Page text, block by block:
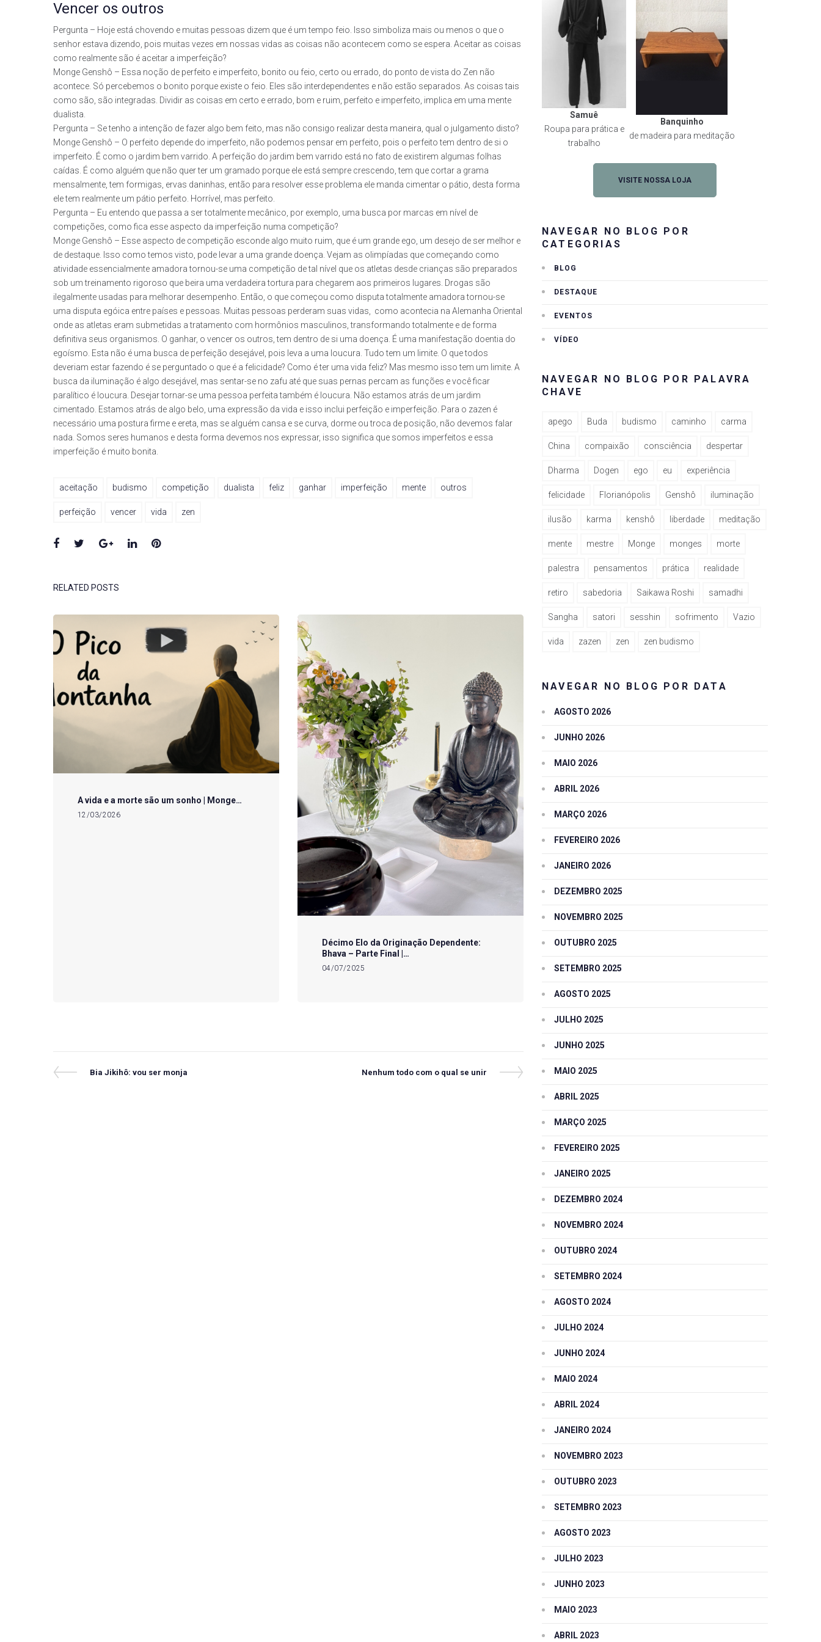
Vencer os outros
Pergunta – Hoje está chovendo e muitas pessoas dizem que é um tempo feio. Isso simboliza mais ou menos o que o
senhor estava dizendo, pois muitas vezes em nossas vidas as coisas não acontecem como se espera. Aceitar as coisas
como realmente são é aceitar a imperfeição?
Monge Genshô – Essa noção de perfeito e imperfeito, bonito ou feio, certo ou errado, do ponto de vista do Zen não
acontece. Só percebemos o bonito porque existe o feio. Eles são interdependentes e não estão separados. As coisas tais
como são, são integradas. Dividir as coisas em certo e errado, bom e ruim, perfeito e imperfeito, implica em uma mente
dualista.
Pergunta – Se tenho a intenção de fazer algo bem feito, mas não consigo realizar desta maneira, qual o julgamento disto?
Monge Genshô – O perfeito depende do imperfeito, não podemos pensar em perfeito, pois o perfeito tem dentro de si o
imperfeito. É como o jardim bem varrido. A perfeição do jardim bem varrido está no fato de existirem algumas folhas
caídas. É como alguém que não quer ter um gramado porque ele está sempre crescendo, tem que cortar a grama
mensalmente, tem formigas, ervas daninhas, então para resolver esse problema ele manda cimentar o pátio, desta forma
ele tem realmente um pátio perfeito. Horrível, mas perfeito.
Pergunta – Eu entendo que passa a ser totalmente mecânico, por exemplo, uma busca por marcas em nível de
competições, como fica esse aspecto da imperfeição numa competição?
Monge Genshô – Esse aspecto de competição esconde algo muito ruim, que é um grande ego, um desejo de ser melhor e
de destaque. Isso como temos visto, pode levar a uma grande doença. Vejam as olimpíadas que começando como
atividade essencialmente amadora tornou-se uma competição de tal nível que os atletas desde crianças são preparados
sob um treinamento rigoroso que beira uma verdadeira tortura para chegarem aos primeiros lugares. Drogas são
ilegalmente usadas para melhorar desempenho. Então, o que começou como disputa totalmente amadora tornou-se
uma disputa egóica entre países e pessoas. Muitas pessoas perderam suas vidas, como acontecia na Alemanha Oriental
onde as atletas eram submetidas a tratamento com hormônios masculinos, transformando totalmente e de forma
definitiva seus organismos. O ganhar, o vencer os outros, tem dentro de si uma doença. É uma manifestação doentia do
egoísmo. Esta não é uma busca de perfeição desejável, pois leva a uma loucura. Tudo tem um limite. O que todos
deveriam estar fazendo é se perguntado o que é a felicidade? Como é ter uma vida feliz? Mas mesmo isso tem um limite. A
busca da iluminação é algo desejável, mas sentar-se no zafu até que suas pernas percam as funções e você ficar
paralítico é loucura. Desejar tornar-se uma pessoa perfeita também é loucura. Não estamos atrás de um jardim
cimentado. Estamos atrás de algo belo, uma expressão da vida e isso inclui perfeição e imperfeição. Para o zazen é
necessário uma postura firme e ereta, mas se alguém cansa e se curva, dorme ou troca de posição, não devemos falar
nada. Somos seres humanos e desta forma devemos nos expressar, isso significa que somos imperfeitos e essa
imperfeição é muito bonita.
aceitação budismo competição dualista feliz ganhar imperfeição mente outros
perfeição vencer vida zen
Facebook
TwitterGoogle+LinkedInPinterest
RELATED POSTS
A vida e a morte são um sonho | Monge…
12/03/2026
Décimo Elo da Originação Dependente:
Bhava – Parte Final |…
04/07/2025
Navegação
Previous
Bia Jikihô: vou ser monja
Next
Nenhum todo com o qual se unir
Samuê
Roupa para prática e
trabalho
Banquinho
de madeira para meditação
VISITE NOSSA LOJA
NAVEGAR NO BLOG POR
CATEGORIAS
BLOG
DESTAQUE
EVENTOS
VÍDEO
NAVEGAR NO BLOG POR PALAVRA
CHAVE
apego Buda budismo caminho carma
China compaixão consciência despertar
Dharma Dogen ego eu experiência
felicidade Florianópolis Genshô iluminação
ilusão karma kenshô liberdade meditação
mente mestre Monge monges morte
palestra pensamentos prática realidade
retiro sabedoria Saikawa Roshi samadhi
Sangha satori sesshin sofrimento Vazio
vida zazen zen zen budismo
NAVEGAR NO BLOG POR DATA
AGOSTO 2026
JUNHO 2026
MAIO 2026
ABRIL 2026
MARÇO 2026
FEVEREIRO 2026
JANEIRO 2026
DEZEMBRO 2025
NOVEMBRO 2025
OUTUBRO 2025
SETEMBRO 2025
AGOSTO 2025
JULHO 2025
JUNHO 2025
MAIO 2025
ABRIL 2025
MARÇO 2025
FEVEREIRO 2025
JANEIRO 2025
DEZEMBRO 2024
NOVEMBRO 2024
OUTUBRO 2024
SETEMBRO 2024
AGOSTO 2024
JULHO 2024
JUNHO 2024
MAIO 2024
ABRIL 2024
JANEIRO 2024
NOVEMBRO 2023
OUTUBRO 2023
SETEMBRO 2023
AGOSTO 2023
JULHO 2023
JUNHO 2023
MAIO 2023
ABRIL 2023